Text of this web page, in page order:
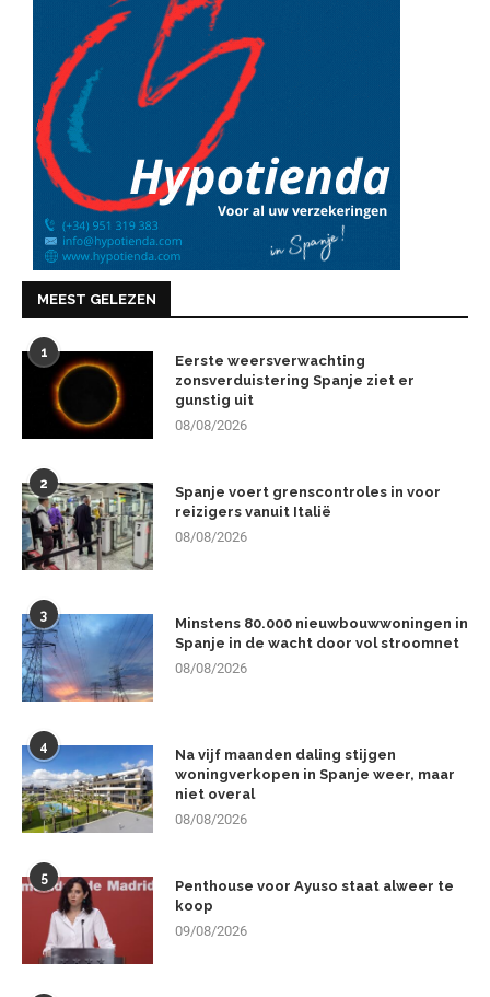
MEEST GELEZEN
1
Eerste weersverwachting
zonsverduistering Spanje ziet er
gunstig uit
08/08/2026
2
Spanje voert grenscontroles in voor
reizigers vanuit Italië
08/08/2026
3
Minstens 80.000 nieuwbouwwoningen in
Spanje in de wacht door vol stroomnet
08/08/2026
4
Na vijf maanden daling stijgen
woningverkopen in Spanje weer, maar
niet overal
08/08/2026
5
Penthouse voor Ayuso staat alweer te
koop
09/08/2026